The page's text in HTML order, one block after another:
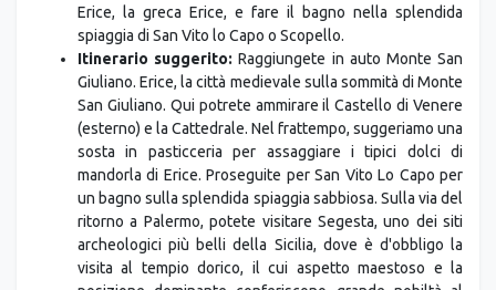
Erice, la greca Erice, e fare il bagno nella splendida
spiaggia di San Vito lo Capo o Scopello.
Itinerario suggerito: Raggiungete in auto Monte San
Giuliano. Erice, la città medievale sulla sommità di Monte
San Giuliano. Qui potrete ammirare il Castello di Venere
(esterno) e la Cattedrale. Nel frattempo, suggeriamo una
sosta in pasticceria per assaggiare i tipici dolci di
mandorla di Erice. Proseguite per San Vito Lo Capo per
un bagno sulla splendida spiaggia sabbiosa. Sulla via del
ritorno a Palermo, potete visitare Segesta, uno dei siti
archeologici più belli della Sicilia, dove è d'obbligo la
visita al tempio dorico, il cui aspetto maestoso e la